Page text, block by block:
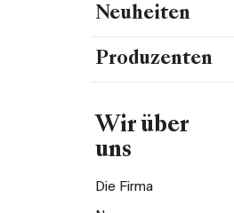
Neuheiten
Produzenten
Wir über
uns
Die Firma